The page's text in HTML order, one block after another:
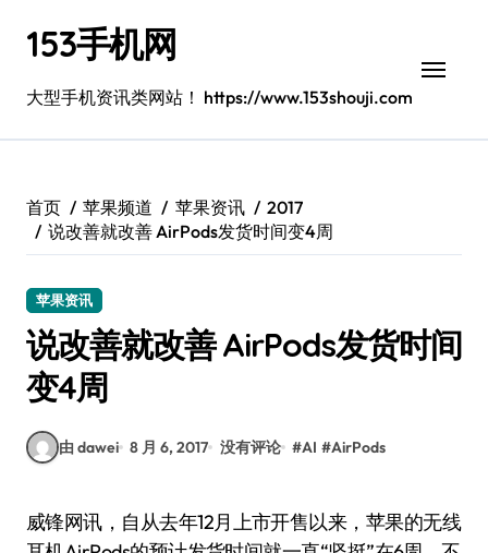
153手机网
大型手机资讯类网站！ https://www.153shouji.com
首页 苹果频道 苹果资讯
2017
说改善就改善 AirPods发货时间变4周
苹果资讯
说改善就改善 AirPods发货时间
变4周
由 dawei 8 月 6, 2017 没有评论 #AI #AirPods
威锋网讯，自从去年12月上市开售以来，苹果的无线